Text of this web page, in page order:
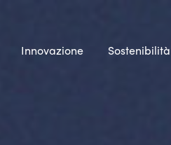
Innovazione Sostenibilità